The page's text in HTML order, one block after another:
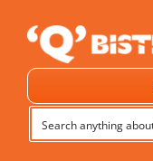
content